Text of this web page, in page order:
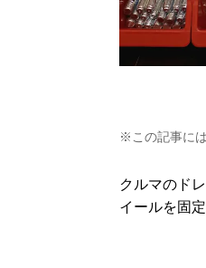
※この記事に
クルマのド
イールを固